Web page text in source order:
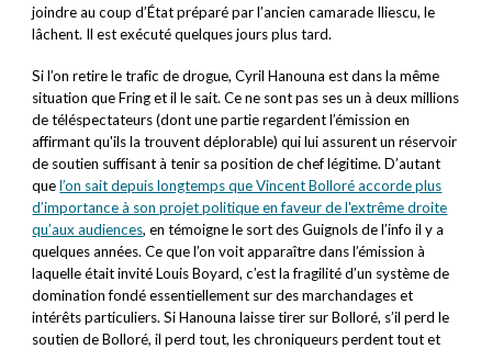
joindre au coup d’État préparé par l’ancien camarade Iliescu, le
lâchent. Il est exécuté quelques jours plus tard.
Si l’on retire le trafic de drogue, Cyril Hanouna est dans la même
situation que Fring et il le sait. Ce ne sont pas ses un à deux millions
de téléspectateurs (dont une partie regardent l’émission en
affirmant qu'ils la trouvent déplorable) qui lui assurent un réservoir
de soutien suffisant à tenir sa position de chef légitime. D’autant
quel’on sait depuis longtemps que Vincent Bolloré accorde plus
d’importance à son projet politique en faveur de l'extrême droite
qu’aux audiences, en témoigne le sort des Guignols de l’info il y a
quelques années. Ce que l’on voit apparaître dans l’émission à
laquelle était invité Louis Boyard, c’est la fragilité d’un système de
domination fondé essentiellement sur des marchandages et
intérêts particuliers. Si Hanouna laisse tirer sur Bolloré, s’il perd le
soutien de Bolloré, il perd tout, les chroniqueurs perdent tout et